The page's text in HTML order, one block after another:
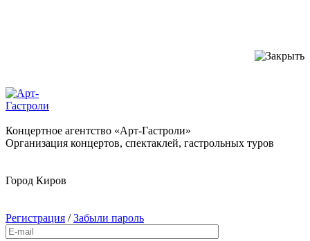
Концертное агентство «Арт-Гастроли»
Организация концертов, спектаклей, гастрольных туров
Город Киров
Регистрация / Забыли пароль